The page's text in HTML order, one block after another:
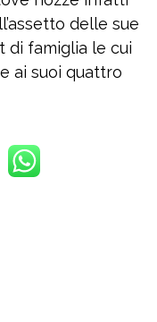
delle sue
di famiglia le cui
ai suoi quattro